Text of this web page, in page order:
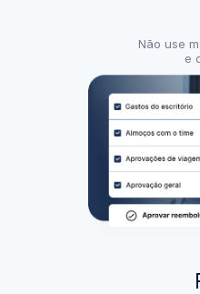
Não use
e